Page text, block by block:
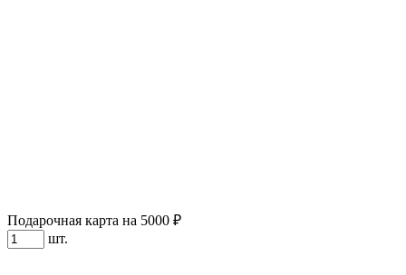
Подарочная карта на 5000 ₽
шт.